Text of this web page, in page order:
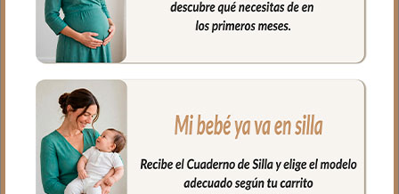
52.50€
Seleccionar opciones
52.50€
Seleccionar opciones